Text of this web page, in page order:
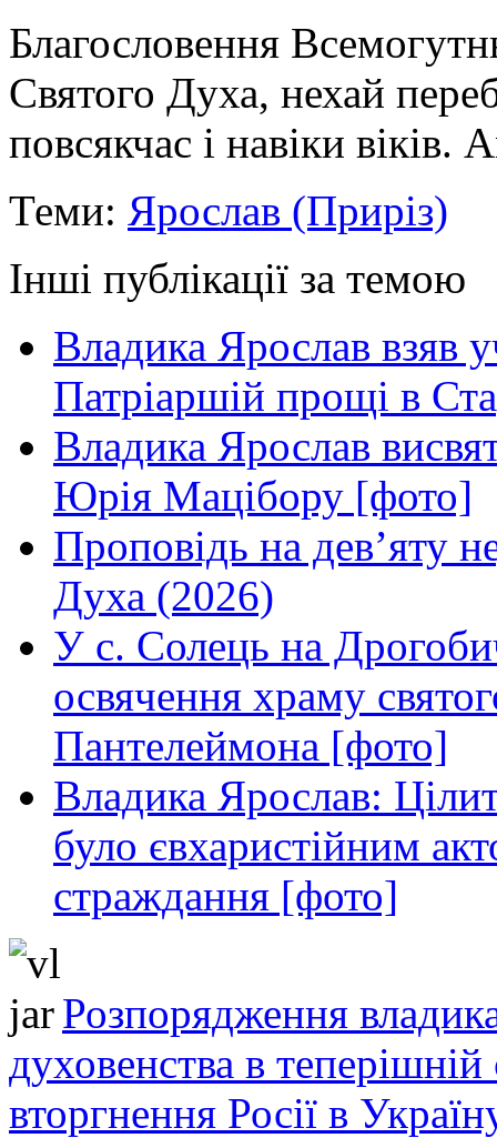
Благословення
Святого Духа, нехай
повсякчас і навіки віків.
Теми: Ярослав (Приріз)
Інші публікації за темою
Владика Ярослав взяв
Патріаршій прощі в
Владика Ярослав
Юрія Мацібору [фото]
Проповідь на дев’яту
Духа (2026)
У с. Солець на
освячення храму
Пантелеймона [фото]
Владика Ярослав:
було євхаристійним
страждання [фото]
Розпорядження
духовенства в теперішній
вторгнення Росії в